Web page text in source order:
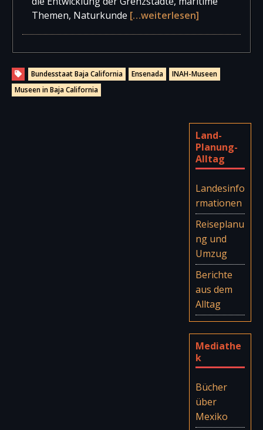
Themen, Naturkunde […weiterlesen]
Bundesstaat Baja California Ensenada
INAH-Museen
Museen in Baja California
Land-
Planung-
Alltag
Landesinfo
rmationen
Reiseplanu
ng und
Umzug
Berichte
aus dem
Alltag
Mediathe
k
Bücher
über
Mexiko